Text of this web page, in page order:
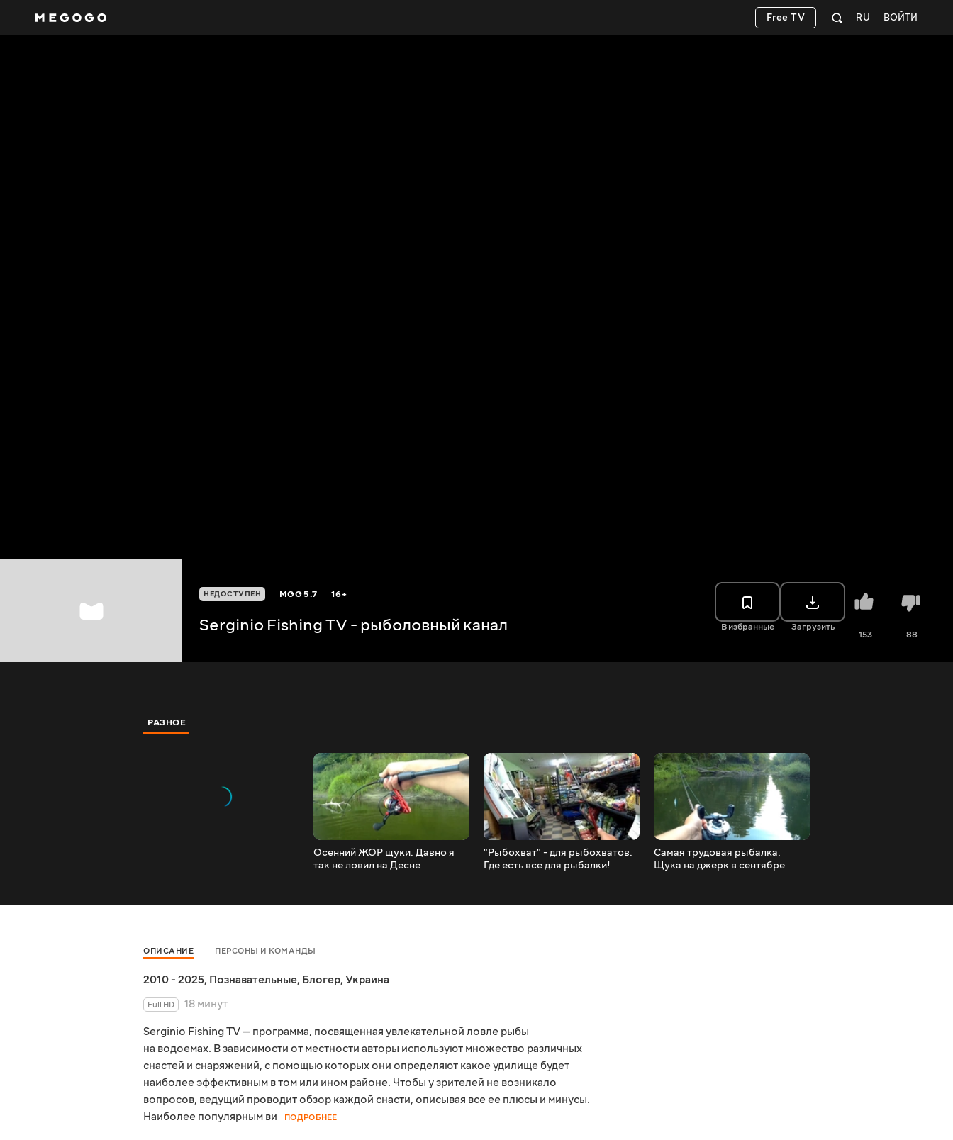
ВОЙТИ
RU
Free TV
НЕДОСТУПЕН MGG5.7 16+
Serginio Fishing TV - рыболовный канал В избранные Загрузить
153 88
РАЗНОЕ
Осенний ЖОР щуки. Давно я
так не ловил на Десне
"Рыбохват" - для рыбохватов.
Где есть все для рыбалки!
Самая трудовая рыбалка.
Щука на джерк в сентябре
ОПИСАНИЕ ПЕРСОНЫ И КОМАНДЫ
2010 - 2025, Познавательные, Блогер, Украина
Full HD
18 минут
Serginio Fishing TV — программа, посвященная увлекательной ловле рыбы
на водоемах. В зависимости от местности авторы используют множество различных
снастей и снаряжений, с помощью которых они определяют какое удилище будет
наиболее эффективным в том или ином районе. Чтобы у зрителей не возникало
вопросов, ведущий проводит обзор каждой снасти, описывая все ее плюсы и минусы.
Наиболее популярным ви
ПОДРОБНЕЕ